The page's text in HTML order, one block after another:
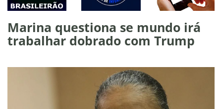
Marina questiona se mundo irá
trabalhar dobrado com Trump